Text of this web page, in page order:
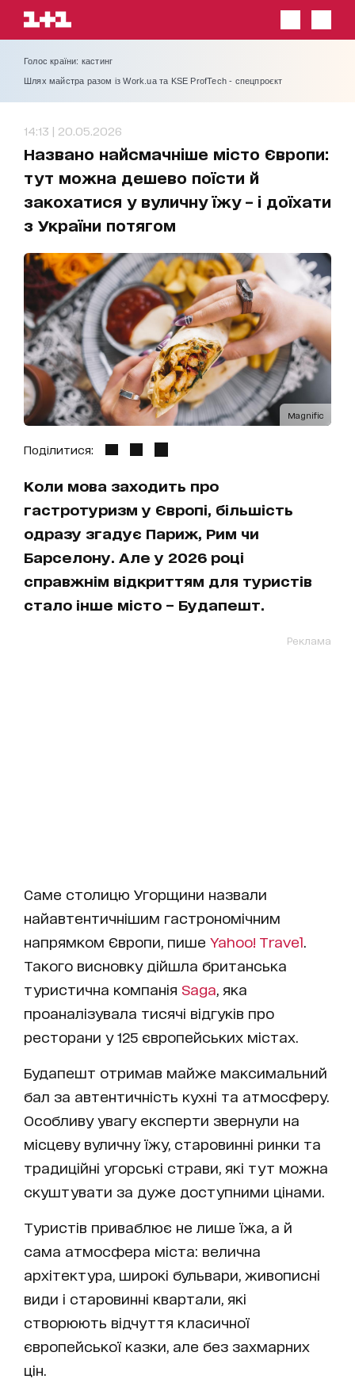
Голос країни: кастинг
Шлях майстра разом із Work.ua та KSE ProfTech - спецпроєкт
14:13 | 20.05.2026
Названо найсмачніше місто Європи:
тут можна дешево поїсти й
закохатися у вуличну їжу – і доїхати
з України потягом
Magnific
Поділитися:
Коли мова заходить про
гастротуризм у Європі, більшість
одразу згадує Париж, Рим чи
Барселону. Але у 2026 році
справжнім відкриттям для туристів
стало інше місто – Будапешт.
Реклама
Саме столицю Угорщини назвали
найавтентичнішим гастрономічним
напрямком Європи, пише Yahoo! Travel
Такого висновку дійшла британська
туристична компанія Saga , яка
проаналізувала тисячі відгуків про
ресторани у 125 європейських містах.
Будапешт отримав майже максимальний
бал за автентичність кухні та атмосферу.
Особливу увагу експерти звернули на
місцеву вуличну їжу, старовинні ринки та
традиційні угорські страви, які тут можна
скуштувати за дуже доступними цінами.
Туристів приваблює не лише їжа, а й
сама атмосфера міста: велична
архітектура, широкі бульвари, живописні
види і старовинні квартали, які
створюють відчуття класичної
європейської казки, але без захмарних
цін.